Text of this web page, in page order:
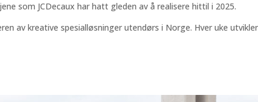
som JCDecaux har hatt gleden av å realisere hittil i 2025.
av kreative spesialløsninger utendørs i Norge. Hver uke utvikler